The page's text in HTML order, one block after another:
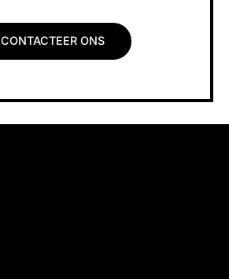
CONTACTEER ONS